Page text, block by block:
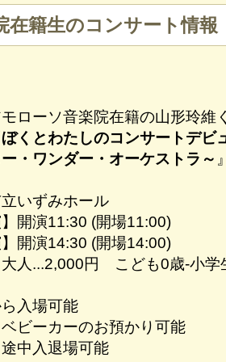
在籍生のコンサート情報
ローソ音楽院在籍の山形玲
ぼくとわたしのコンサートデビ
・ワンダー・オーケストラ～
いずみホール
】開演11:30 (開場11:00)
】開演14:30 (開場14:00)
人...2,000円 こども0歳-小学
入場可能
ビーカーのお預かり可能
中入退場可能